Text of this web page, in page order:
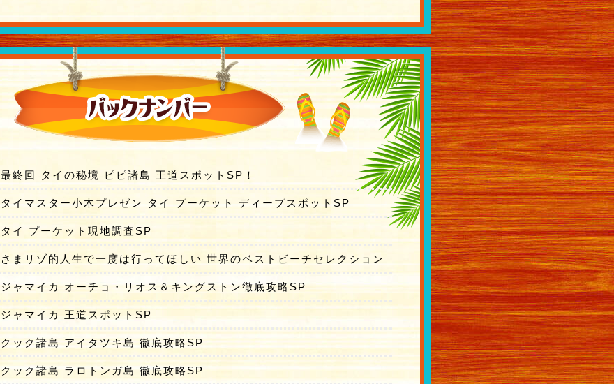
バックナンバー
最終回 タイの秘境 ピピ諸島 王道スポットSP！
タイマスター小木プレゼン タイ プーケット ディープスポットSP
タイ プーケット現地調査SP
さまリゾ的人生で一度は行ってほしい 世界のベストビーチセレクション
ジャマイカ オーチョ・リオス＆キングストン徹底攻略SP
ジャマイカ 王道スポットSP
クック諸島 アイタツキ島 徹底攻略SP
クック諸島 ラロトンガ島 徹底攻略SP